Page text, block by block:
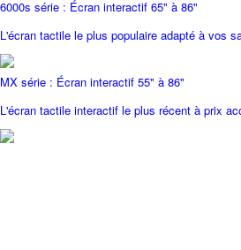
6000s série : Écran interactif 65" à 86"
L'écran tactile le plus populaire adapté à vos
MX série : Écran interactif 55" à 86"
L'écran tactile interactif le plus récent à prix